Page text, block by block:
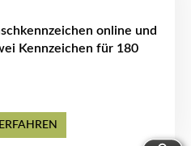
online und
Kennzeichen für 180